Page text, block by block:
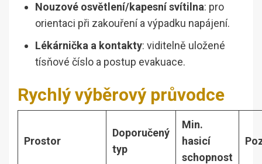
Nouzové osvětlení/kapesní svítilna: pro
orientaci při zakouření a výpadku napájení.
Lékárnička a kontakty: viditelně uložené
tísňové číslo a postup evakuace.
Rychlý výběrový průvodce
Prostor
Doporučený
typ
Min.
hasicí
schopnost